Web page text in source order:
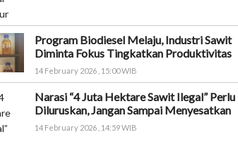
Program Biodiesel Melaju, Industri Sawit
Diminta Fokus Tingkatkan Produktivitas
14 February 2026 , 15:00 WIB
Narasi “4 Juta Hektare Sawit Ilegal” Perlu
Diluruskan, Jangan Sampai Menyesatkan
14 February 2026 , 14:59 WIB